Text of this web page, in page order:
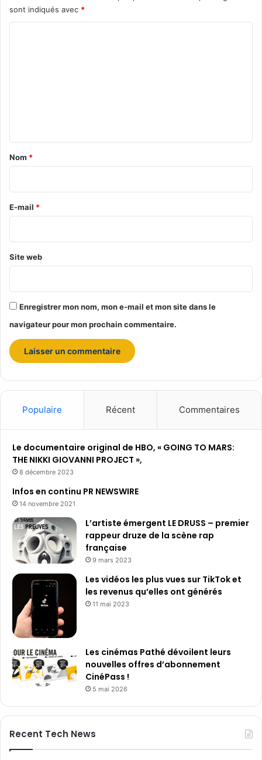
sont indiqués avec *
a
i
r
e
Nom *
E-mail *
Site web
Enregistrer mon nom, mon e-mail et mon site dans le
navigateur pour mon prochain commentaire.
Populaire Récent Commentaires
Le documentaire original de HBO, « GOING TO MARS:
THE NIKKI GIOVANNI PROJECT »,
8 décembre 2023
Infos en continu PR NEWSWIRE
14 novembre 2021
L’artiste émergent LE DRUSS – premier
rappeur druze de la scène rap
française
9 mars 2023
Les vidéos les plus vues sur TikTok et
les revenus qu’elles ont générés
11 mai 2023
Les cinémas Pathé dévoilent leurs
nouvelles offres d’abonnement
CinéPass !
5 mai 2026
Recent Tech News